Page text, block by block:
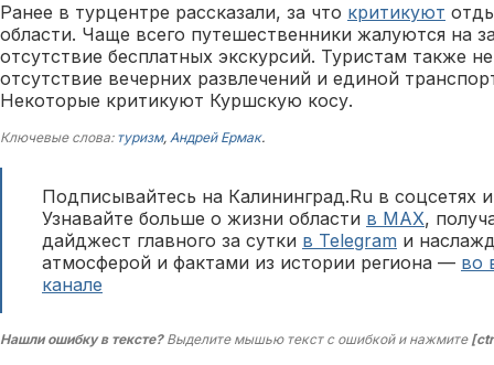
Ранее в турцентре рассказали, за что критикуют
области. Чаще всего путешественники жалуются на
отсутствие бесплатных экскурсий. Туристам также
отсутствие вечерних развлечений и единой
Некоторые критикуют Куршскую косу.
Ключевые слова: туризм, Андрей Ермак.
Подписывайтесь на Калининград.Ru в соцсетях
Узнавайте больше о жизни области в MAX,
дайджест главного за сутки в Telegram и
атмосферой и фактами из истории региона — во
канале
Нашли ошибку в тексте?Выделите мышью текст с ошибкой и нажмите